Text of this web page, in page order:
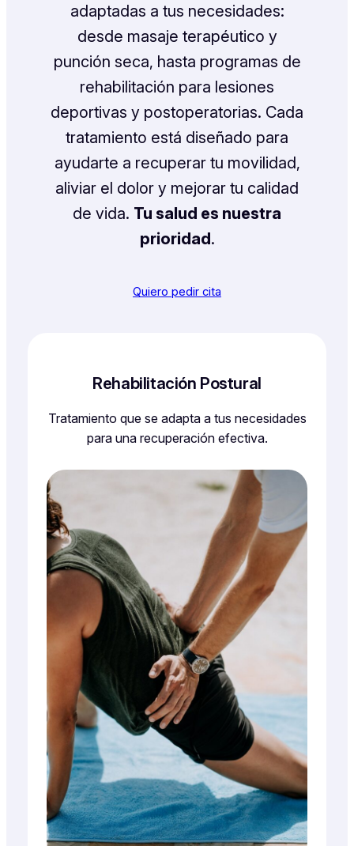
adaptadas a tus necesidades:
desde masaje terapéutico y
punción seca, hasta programas de
rehabilitación para lesiones
deportivas y postoperatorias. Cada
tratamiento está diseñado para
ayudarte a recuperar tu movilidad,
aliviar el dolor y mejorar tu calidad
de vida. Tu salud es nuestra
prioridad.
Quiero pedir cita
Rehabilitación Postural
Tratamiento que se adapta a tus necesidades
para una recuperación efectiva.